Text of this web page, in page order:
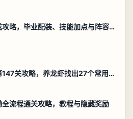
异环白藏养成攻略，毕业配装、技能加点与阵容搭配保姆级解析
聪明开局吧第147关攻略，养龙虾找出27个常用字通关答案
流程通关攻略，教程与隐藏奖励